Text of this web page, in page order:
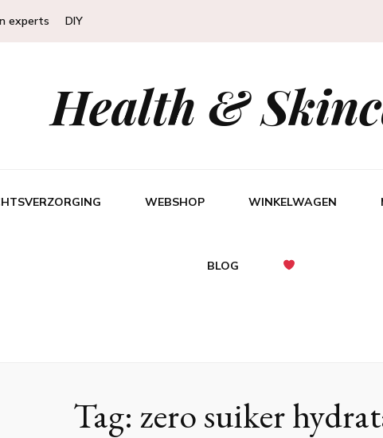
experts DIY
Health &
WEBSHOP WINKELWAGEN
BLOG
Tag: zero suiker